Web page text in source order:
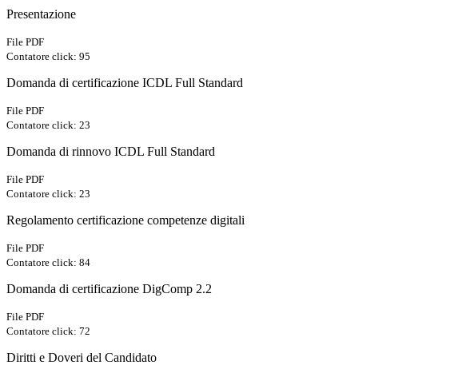
Presentazione
File PDF
Contatore click: 95
Domanda di certificazione ICDL Full Standard
File PDF
Contatore click: 23
Domanda di rinnovo ICDL Full Standard
File PDF
Contatore click: 23
Regolamento certificazione competenze digitali
File PDF
Contatore click: 84
Domanda di certificazione DigComp 2.2
File PDF
Contatore click: 72
Diritti e Doveri del Candidato